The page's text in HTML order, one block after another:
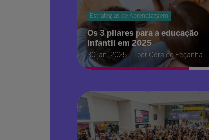
Estratégias de Aprendizagem
Os 3 pilares para a educação
infantil em 2025
30 jan. 2025 por Geraldo Peçanha